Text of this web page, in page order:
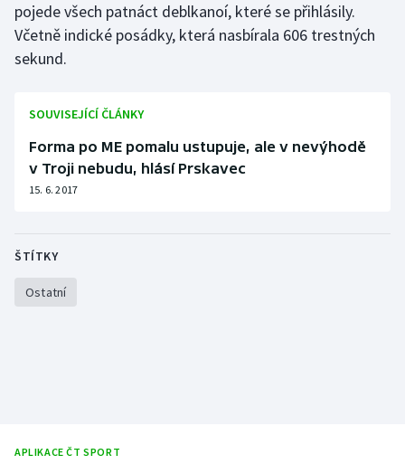
pojede všech patnáct deblkanoí, které se přihlásily.
Včetně indické posádky, která nasbírala 606 trestných
sekund.
SOUVISEJÍCÍ ČLÁNKY
Forma po ME pomalu ustupuje, ale v nevýhodě
v Troji nebudu, hlásí Prskavec
15. 6. 2017
ŠTÍTKY
Ostatní
APLIKACE ČT SPORT